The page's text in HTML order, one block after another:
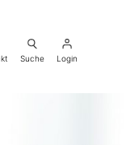
Suche Login